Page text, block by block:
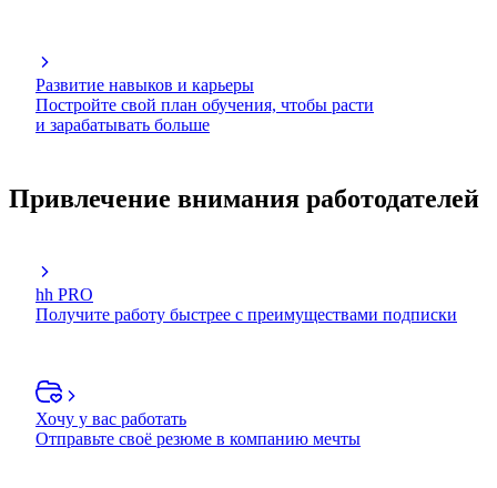
Развитие навыков и карьеры
Постройте свой план обучения, чтобы расти
и зарабатывать больше
Привлечение внимания работодателей
hh PRO
Получите работу быстрее с преимуществами подписки
Хочу у вас работать
Отправьте своё резюме в компанию мечты